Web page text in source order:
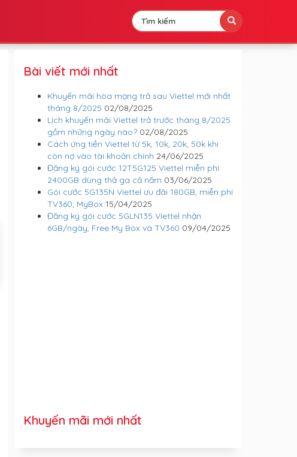
Bài viết mới nhất
Khuyến mãi hòa mạng trả sau Viettel mới nhất
tháng 8/2025 02/08/2025
Lịch khuyến mãi Viettel trả trước tháng 8/2025
gồm những ngày nào? 02/08/2025
Cách ứng tiền Viettel từ 5k, 10k, 20k, 50k khi
còn nợ vào tài khoản chính 24/06/2025
Đăng ký gói cước 12T5G125 Viettel miễn phí
2400GB dùng thả ga cả năm 03/06/2025
Gói cước 5G135N Viettel ưu đãi 180GB, miễn phí
TV360, MyBox 15/04/2025
Đăng ký gói cước 5GLN135 Viettel nhận
6GB/ngày, Free My Box và TV360 09/04/2025
Khuyến mãi mới nhất